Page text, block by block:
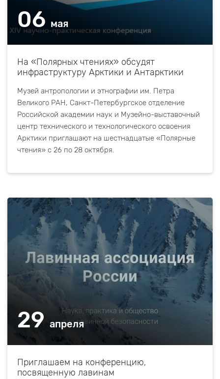
06 мая
На «Полярных чтениях» обсудят
инфраструктуру Арктики и Антарктики
Музей антропологии и этнографии им. Петра
Великого РАН, Санкт-Петербургское отделение
Российской академии наук и Музейно-выставочный
центр технического и технологического освоения
Арктики приглашают на шестнадцатые «Полярные
чтения» с 26 по 28 октября.
29 апреля
Приглашаем на конференцию,
посвященную лавинам